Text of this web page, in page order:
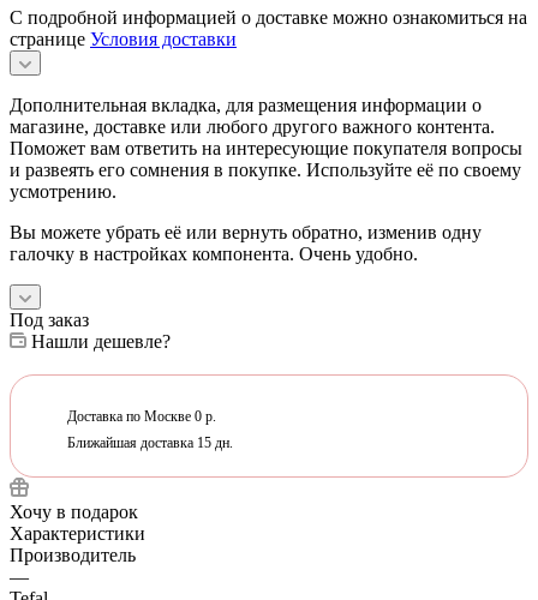
С подробной информацией о доставке можно ознакомиться на
странице Условия доставки
Дополнительная вкладка, для размещения информации о
магазине, доставке или любого другого важного контента.
Поможет вам ответить на интересующие покупателя вопросы
и развеять его сомнения в покупке. Используйте её по своему
усмотрению.
Вы можете убрать её или вернуть обратно, изменив одну
галочку в настройках компонента. Очень удобно.
Под заказ
Нашли дешевле?
Доставка по Москве 0 р.
Ближайшая доставка 15 дн.
Хочу в подарок
Характеристики
Производитель
—